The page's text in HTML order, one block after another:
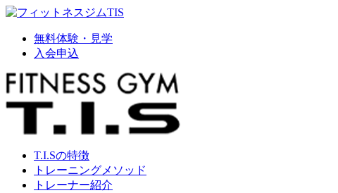
無料体験・見学
入会申込
T.I.Sの特徴
トレーニングメソッド
トレーナー紹介